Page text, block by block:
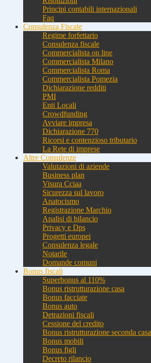
Principi contabili internazionali
Faq
Consulenza Fiscale
Regime forfettario
Consulenza fiscale
Commercialista on line
Commercialista Milano
Commercialista Roma
Commercialista Pomezia
Dichiarazione redditi
PMI
Enti Locali
Crowdfunding
Avviare impresa
Dichiarazione 770
Ricorsi e contenzioso tributario
La Rete di imprese
Altre Consulenze
Valutazioni di aziende
Business plan
Visura Cciaa
Sicurezza sul lavoro
Anatocismo
Registrazione Marchio
Analisi di bilancio
Privacy e Dps
Progetti europei
Consulenza legale
Notarile
Domande comuni
Bonus fiscali
Superbonus al 110%
Bonus ristrutturazione casa
Bonus facciate
Bonus auto
Detrazioni fiscali
Cessione del credito
Bonus ristrutturazione seconda casa
Bonus mobili
Bonus figli
Decreto rilancio